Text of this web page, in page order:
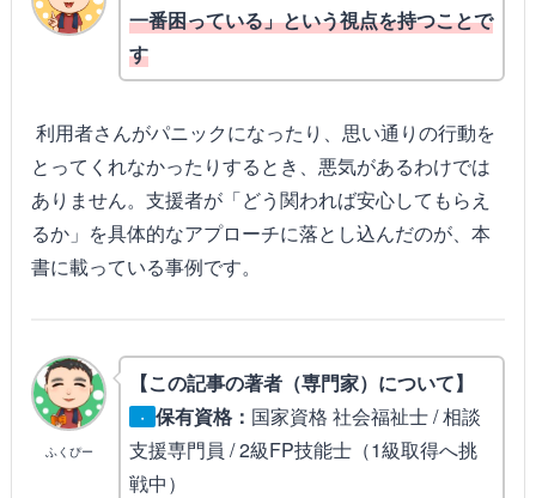
一番困っている」という視点を持つことで
す
利用者さんがパニックになったり、思い通りの行動を
とってくれなかったりするとき、悪気があるわけでは
ありません。支援者が「どう関われば安心してもらえ
るか」を具体的なアプローチに落とし込んだのが、本
書に載っている事例です。
ふくぴー
【この記事の著者（専門家）について】
・ 保有資格： 国家資格 社会福祉士 / 相談
支援専門員 / 2級FP技能士（1級取得へ挑
戦中）